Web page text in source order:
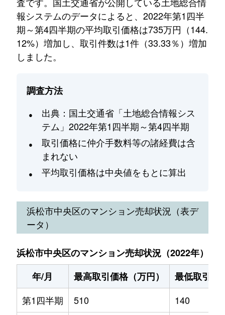
報システムのデータによると、2022年第1四半
期～第4四半期の平均取引価格は735万円（144.
12%）増加し、取引件数は1件（33.33％）増加
しました。
調査方法
出典：国土交通省「土地総合情報シス
テム」2022年第1四半期～第4四半期
取引価格に仲介手数料等の諸経費は含
まれない
平均取引価格は中央値をもとに算出
浜松市中央区のマンション売却状況（表デ
ータ）
浜松市中央区のマンション売却状況（2022年）
年/月
最高取引価格（万円）
最低取引価
第1四半期
510 140